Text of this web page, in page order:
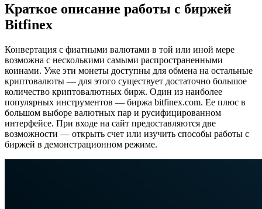
Краткое описание работы с биржей
Bitfinex
Конвертация с фиатными валютами в той или иной мере
возможна с несколькими самыми распространенными
коинами. Уже эти монеты доступны для обмена на остальные
криптовалюты — для этого существует достаточно большое
количество криптовалютных бирж. Один из наиболее
популярных инструментов — биржа bitfinex.com. Ее плюс в
большом выборе валютных пар и русифицированном
интерфейсе. При входе на сайт предоставляются две
возможности — открыть счет или изучить способы работы с
биржей в демонстрационном режиме.